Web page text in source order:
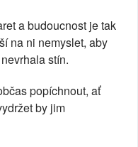
a budoucnost je tak
na ni nemyslet, aby
stín.
popíchnout, ať
by jim